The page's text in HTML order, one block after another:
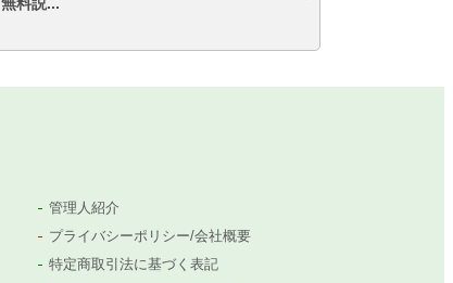
管理人紹介
プライバシーポリシー/会社概要
特定商取引法に基づく表記